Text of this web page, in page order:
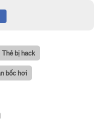
Thẻ bị hack
bốc hơi